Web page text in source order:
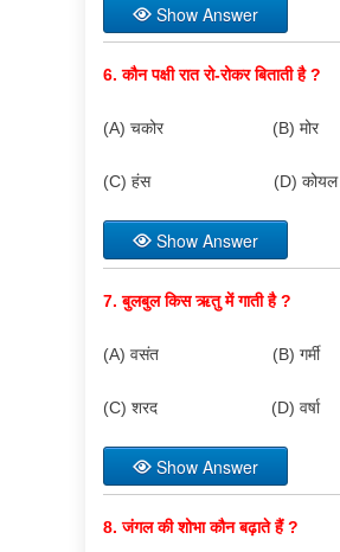
Show Answer
6.कौन पक्षी रात रो-रोकर बिताती है?
(A) चकोर (B) मोर
(C) हंस (D) कोयल
Show Answer
7.बुलबुल किस ऋतु में गाती है?
(A) वसंत (B) गर्मी
(C) शरद (D) वर्षा
Show Answer
8.जंगल की शोभा कौन बढ़ाते हैं?